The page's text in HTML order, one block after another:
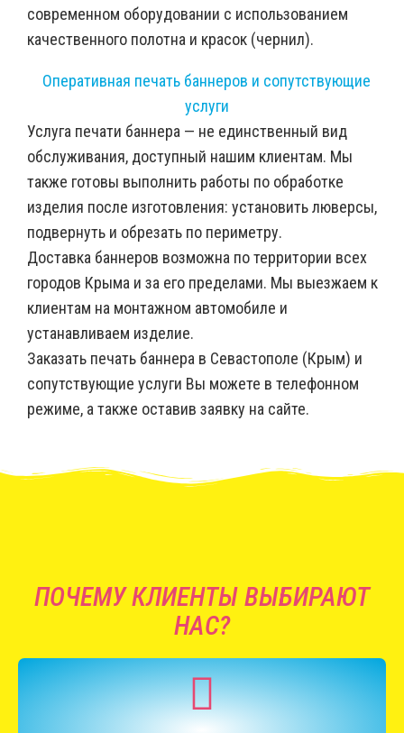
современном оборудовании с использованием
качественного полотна и красок (чернил).
Оперативная печать баннеров и сопутствующие
услуги
Услуга печати баннера — не единственный вид
обслуживания, доступный нашим клиентам. Мы
также готовы выполнить работы по обработке
изделия после изготовления: установить люверсы,
подвернуть и обрезать по периметру.
Доставка баннеров возможна по территории всех
городов Крыма и за его пределами. Мы выезжаем к
клиентам на монтажном автомобиле и
устанавливаем изделие.
Заказать печать баннера в Севастополе (Крым) и
сопутствующие услуги Вы можете в телефонном
режиме, а также оставив заявку на сайте.
ПОЧЕМУ КЛИЕНТЫ ВЫБИРАЮТ
НАС?